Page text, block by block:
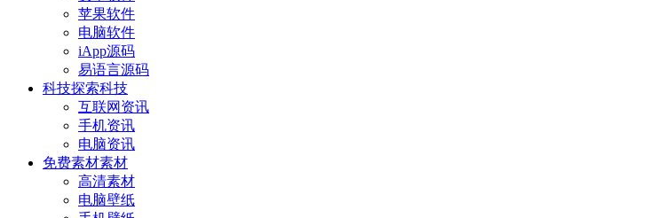
苹果软件
电脑软件
iApp源码
易语言源码
科技探索科技
互联网资讯
手机资讯
电脑资讯
免费素材素材
高清素材
电脑壁纸